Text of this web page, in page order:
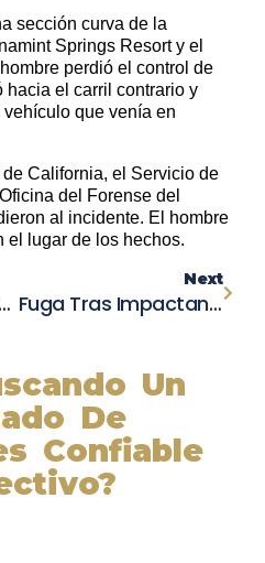
sección curva de la
Springs Resort y el
perdió el control de
hacia el carril contrario y
que venía en
California, el Servicio de
del Forense del
al incidente. El hombre
el lugar de los hechos.
Terrible Accidente En El Reno: Víctima Mortal En Colisión De Automóvil Y Camión
Next
Fuga Tras Impactante Choque: Un Hombre Muere Y Otro Queda En Estado Crítico En El Bronx
Un
De
Confiable